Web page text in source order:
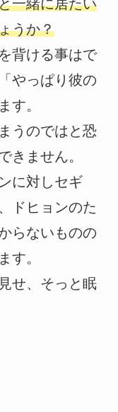
一緒に居たい
うか？
背ける事はで
やっぱり彼の
す。
うのではと恐
きません。
に対しセギ
ドヒョンのた
らないものの
す。
せ、そっと眠